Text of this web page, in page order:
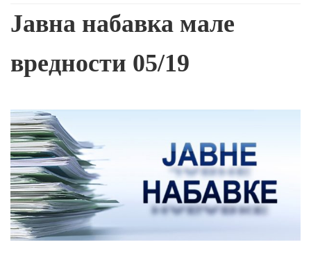
Јавна набавка мале
вредности 05/19